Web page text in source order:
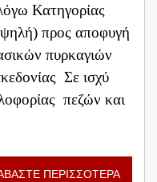
Κατηγορίας
προς αποφυγή
πυρκαγιών
Σε ισχύ
πεζών και
ΠΕΡΙΣΣΟΤΕΡΑ